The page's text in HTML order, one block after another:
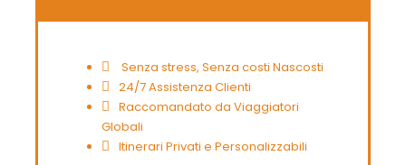
Senza stress, Senza costi Nascosti
24/7 Assistenza Clienti
Raccomandato da Viaggiatori
Globali
Itinerari Privati e Personalizzabili